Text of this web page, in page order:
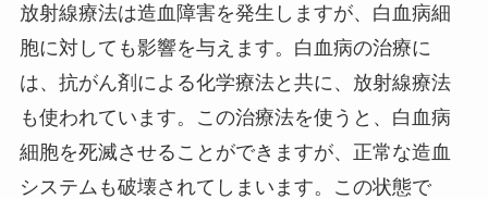
放射線療法は造血障害を発生しますが、白血病細
胞に対しても影響を与えます。白血病の治療に
は、抗がん剤による化学療法と共に、放射線療法
も使われています。この治療法を使うと、白血病
細胞を死滅させることができますが、正常な造血
システムも破壊されてしまいます。この状態で